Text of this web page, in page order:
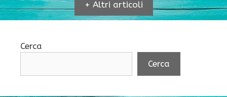
+ Altri articoli
Cerca
Cerca